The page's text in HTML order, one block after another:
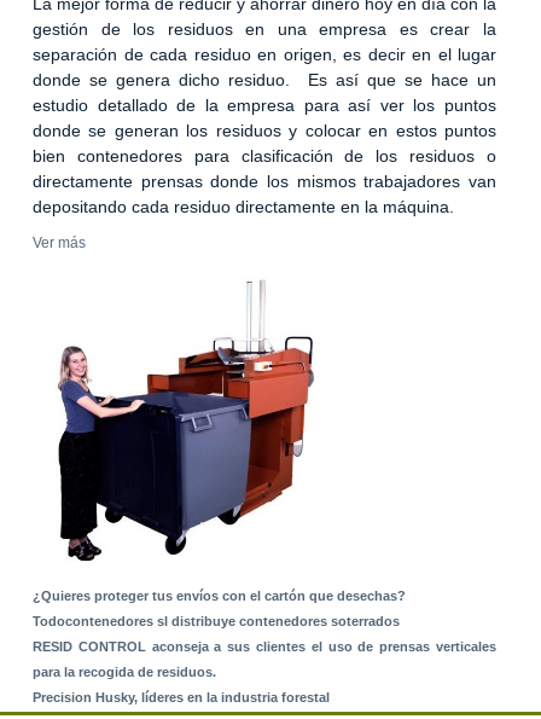
gestión de los residuos en una empresa es crear la
separación de cada residuo en origen, es decir en el lugar
donde se genera dicho residuo. Es así que se hace un
estudio detallado de la empresa para así ver los puntos
donde se generan los residuos y colocar en estos puntos
bien contenedores para clasificación de los residuos o
directamente prensas donde los mismos trabajadores van
depositando cada residuo directamente en la máquina.
Ver más
¿Quieres proteger tus envíos con el cartón que desechas?
Todocontenedores sl distribuye contenedores soterrados
RESID CONTROL aconseja a sus clientes el uso de prensas verticales
para la recogida de residuos.
Precision Husky, líderes en la industria forestal